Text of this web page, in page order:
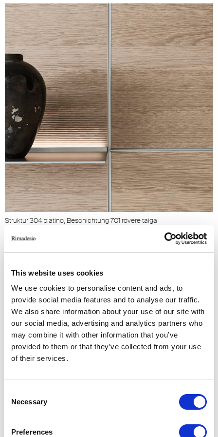
This website uses cookies
We use cookies to personalise content and ads, to
provide social media features and to analyse our traffic.
We also share information about your use of our site with
our social media, advertising and analytics partners who
may combine it with other information that you’ve
provided to them or that they’ve collected from your use
of their services.
Selection
Necessary
Preferences
Unmute Settings
Struktur 304 platino, Beschichtung 701 rovere taiga